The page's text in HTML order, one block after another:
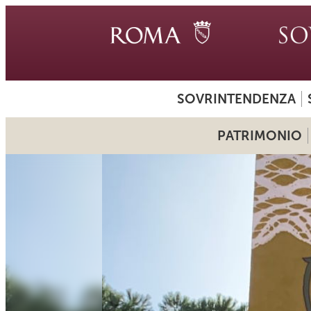
SOVRINTENDENZA
PATRIMONIO